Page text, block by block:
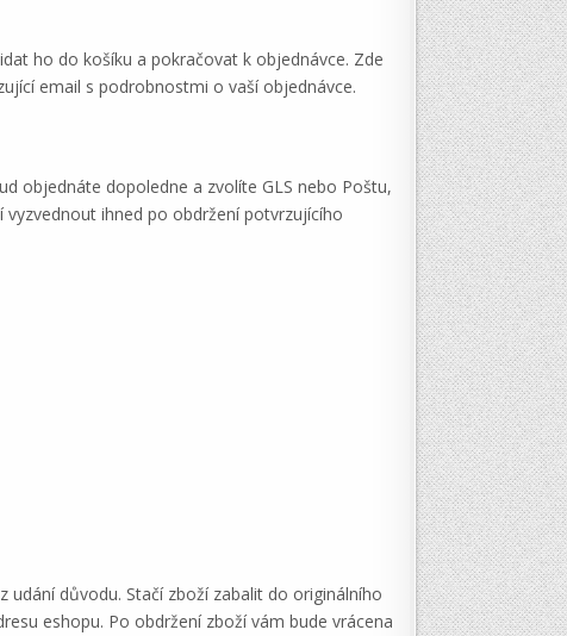
ho do košíku a pokračovat k objednávce. Zde
email s podrobnostmi o vaší objednávce.
objednáte dopoledne a zvolíte GLS nebo Poštu,
ihned po obdržení potvrzujícího
důvodu. Stačí zboží zabalit do originálního
eshopu. Po obdržení zboží vám bude vrácena